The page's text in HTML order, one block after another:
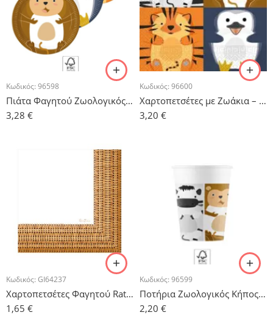
Κωδικός: 96598
Πιάτα Φαγητού Ζωολογικός Κήπος – 8 τμχ.
3,28 €
Κωδικός: 96600
Χαρτοπετσέτες με Ζωάκια – 20 τμχ.
3,20 €
Κωδικός: GI64237
Χαρτοπετσέτες Φαγητού Rattan – 16 τμχ.
1,65 €
Κωδικός: 96599
Ποτήρια Ζωολογικός Κήπος – 8 τμχ.
2,20 €